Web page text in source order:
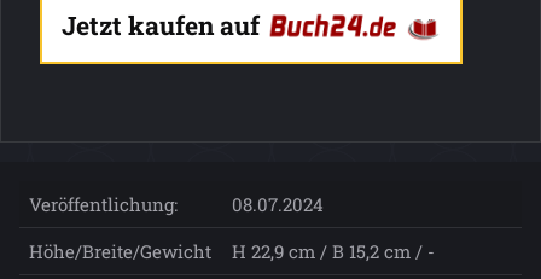
Jetzt kaufen auf
Veröffentlichung:
08.07.2024
Höhe/Breite/Gewicht
H 22,9 cm / B 15,2 cm / -